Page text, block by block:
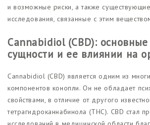
и возможные риски, а также
исследования, связанные с этим
Cannabidiol (CBD):
сущности и ее влиянии на
Cannabidiol (CBD) является одним из
компонентов конопли. Он не обладает
свойствами, в отличие от другого
тетрагидроканнабинола (THC). CBD стал